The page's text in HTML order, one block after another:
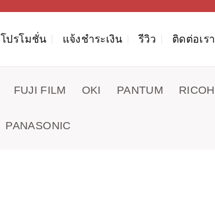
โปรโมชั่น แจ้งชำระเงิน รีวิว ติดต่อเรา
FUJI FILM OKI PANTUM RICOH
PANASONIC